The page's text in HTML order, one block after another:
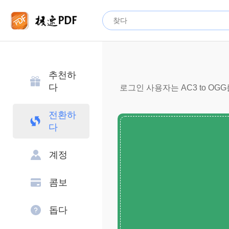
추천하
다
전환하
다
계정
콤보
돕다
로그인 사용자는 AC3 to